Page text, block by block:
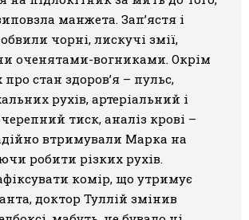
манжета. Зап’ястя і
чорні, лискучі змії,
оченятами-вогниками. Окрім
стан здоров’я – пульс,
рухів, артеріальний і
тиск, аналіз крові –
втримували Марка на
робити різких рухів.
комір, що утримує
доктор Туллій змінив